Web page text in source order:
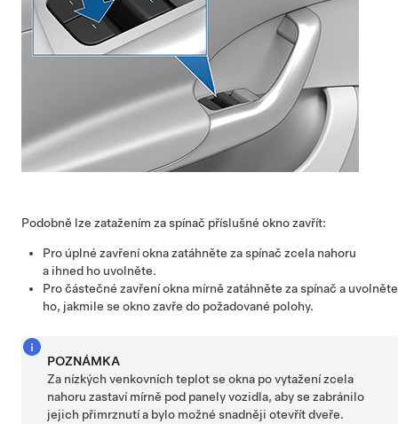
Podobně lze zatažením za spínač příslušné okno zavřít:
Pro úplné zavření okna zatáhněte za spínač zcela nahoru
a ihned ho uvolněte.
Pro částečné zavření okna mírně zatáhněte za spínač a uvolněte
ho, jakmile se okno zavře do požadované polohy.
POZNÁMKA
Za nízkých venkovních teplot se okna po vytažení zcela
nahoru zastaví mírně pod panely vozidla, aby se zabránilo
jejich přimrznutí a bylo možné snadněji otevřít dveře.